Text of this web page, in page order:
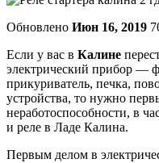
Обновлено Июн 16, 2019
Если у вас в Калине
электрический прибор —
прикуриватель, печка,
устройства, то нужно
неработоспособности, в
и реле в Ладе Калина.
Первым делом в